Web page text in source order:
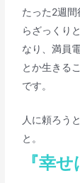
たった2週
らざっくり
なり、満員
とか生きる
です。
人に頼ろう
と。
『幸